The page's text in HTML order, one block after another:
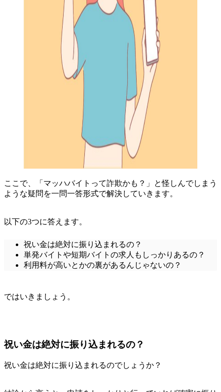
ここで、「マッハバイトって詐欺かも？」と怪しんでしまう
ような疑問を一問一答形式で解決していきます。
以下の3つに答えます。
祝い金は絶対に振り込まれるの？
単発バイトや短期バイトの求人もしっかりあるの？
利用料が高いとかの裏があるんじゃないの？
ではいきましょう。
祝い金は絶対に振り込まれるの？
祝い金は絶対に振り込まれるのでしょうか？